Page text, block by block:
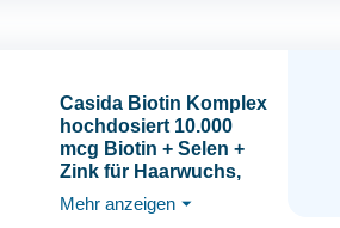
Casida Biotin Komplex
hochdosiert 10.000
mcg Biotin + Selen +
Zink für Haarwuchs,
Haut & Nägel - 180
Tabletten vegan, ohne
Mehr anzeigen ⏷